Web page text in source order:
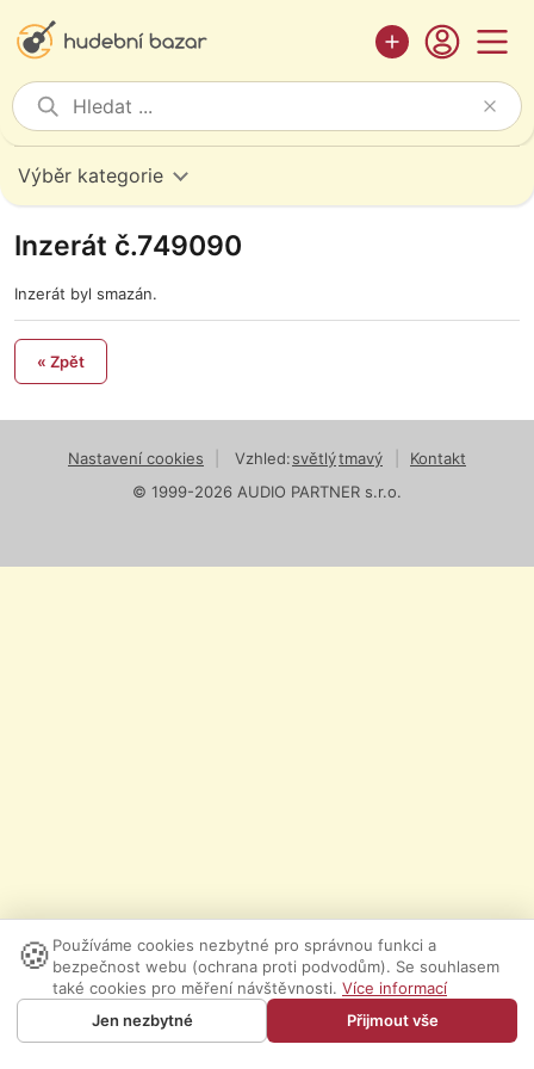
Výběr kategorie
Inzerát č.749090
Inzerát byl smazán.
« Zpět
Nastavení cookies Vzhled:světlýtmavý
Kontakt
© 1999-2026 AUDIO PARTNER s.r.o.
🍪 Používáme cookies nezbytné pro správnou funkci a
bezpečnost webu (ochrana proti podvodům). Se souhlasem
také cookies pro měření návštěvnosti. Více informací
Jen nezbytné
Přijmout vše